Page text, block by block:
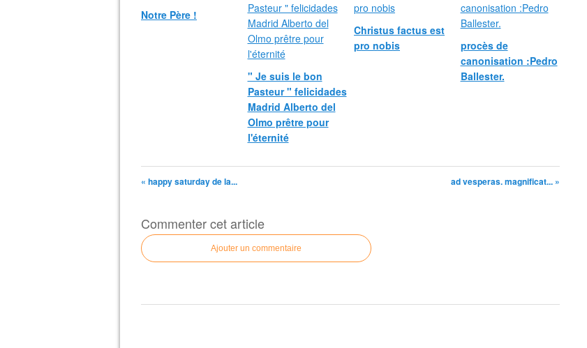
Notre Père !
" Je suis le bon
Pasteur " felicidades
Madrid Alberto del
Olmo prêtre pour
l'éternité
Christus factus est
pro nobis
procès de
canonisation :Pedro
Ballester.
« happy saturday de la... ad vesperas. magnificat... »
Commenter cet article
Ajouter un commentaire